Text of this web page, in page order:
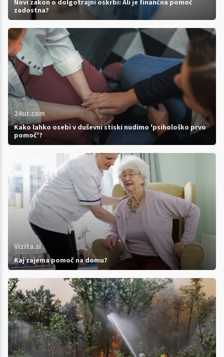
Novi zakon o dolgotrajni oskrbi: Ali je finančna pomoč
zadostna?
24ur.com
Kako lahko osebi v duševni stiski nudimo 'psihološko prvo
pomoč'?
Vizita.si
Kaj zajema pomoč na domu?